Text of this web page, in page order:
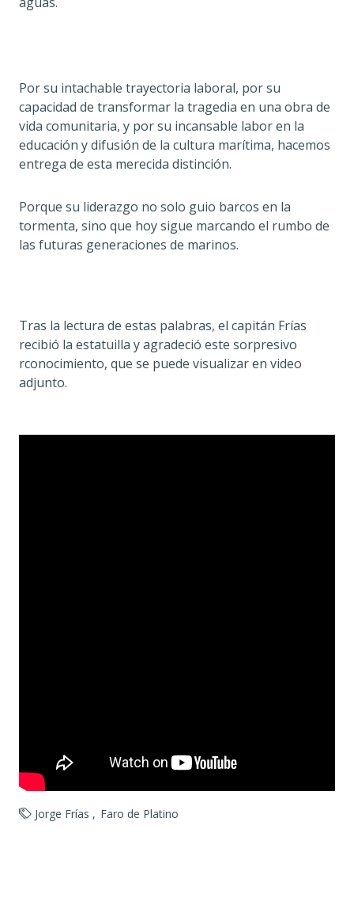
Por su intachable trayectoria laboral, por su
capacidad de transformar la tragedia en una obra de
vida comunitaria, y por su incansable labor en la
educación y difusión de la cultura marítima, hacemos
entrega de esta merecida distinción.
Porque su liderazgo no solo guio barcos en la
tormenta, sino que hoy sigue marcando el rumbo de
las futuras generaciones de marinos.
Tras la lectura de estas palabras, el capitán Frías
recibió la estatuilla y agradeció este sorpresivo
rconocimiento, que se puede visualizar en video
adjunto.
Jorge Frías Faro de Platino